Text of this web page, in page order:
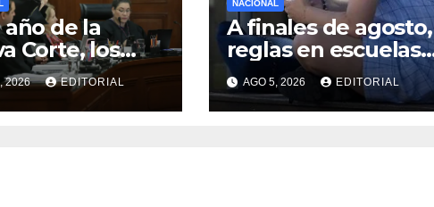
año de la
Corte, los
continúan
de prueba
2026 EDITORIAL
NACIONAL
A finales de agosto,
reglas en escuelas
sobre uso de
celulares y redes
sociales:
AGO 5, 2026 EDITORIAL